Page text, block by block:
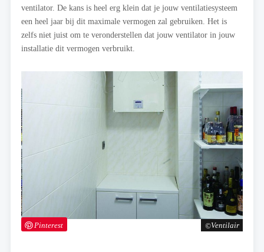
Ventilair
Pinterest
ventilator. De kans is heel erg klein dat je jouw ventilatiesysteem
een heel jaar bij dit maximale vermogen zal gebruiken. Het is
zelfs niet juist om te veronderstellen dat jouw ventilator in jouw
installatie dit vermogen verbruikt.